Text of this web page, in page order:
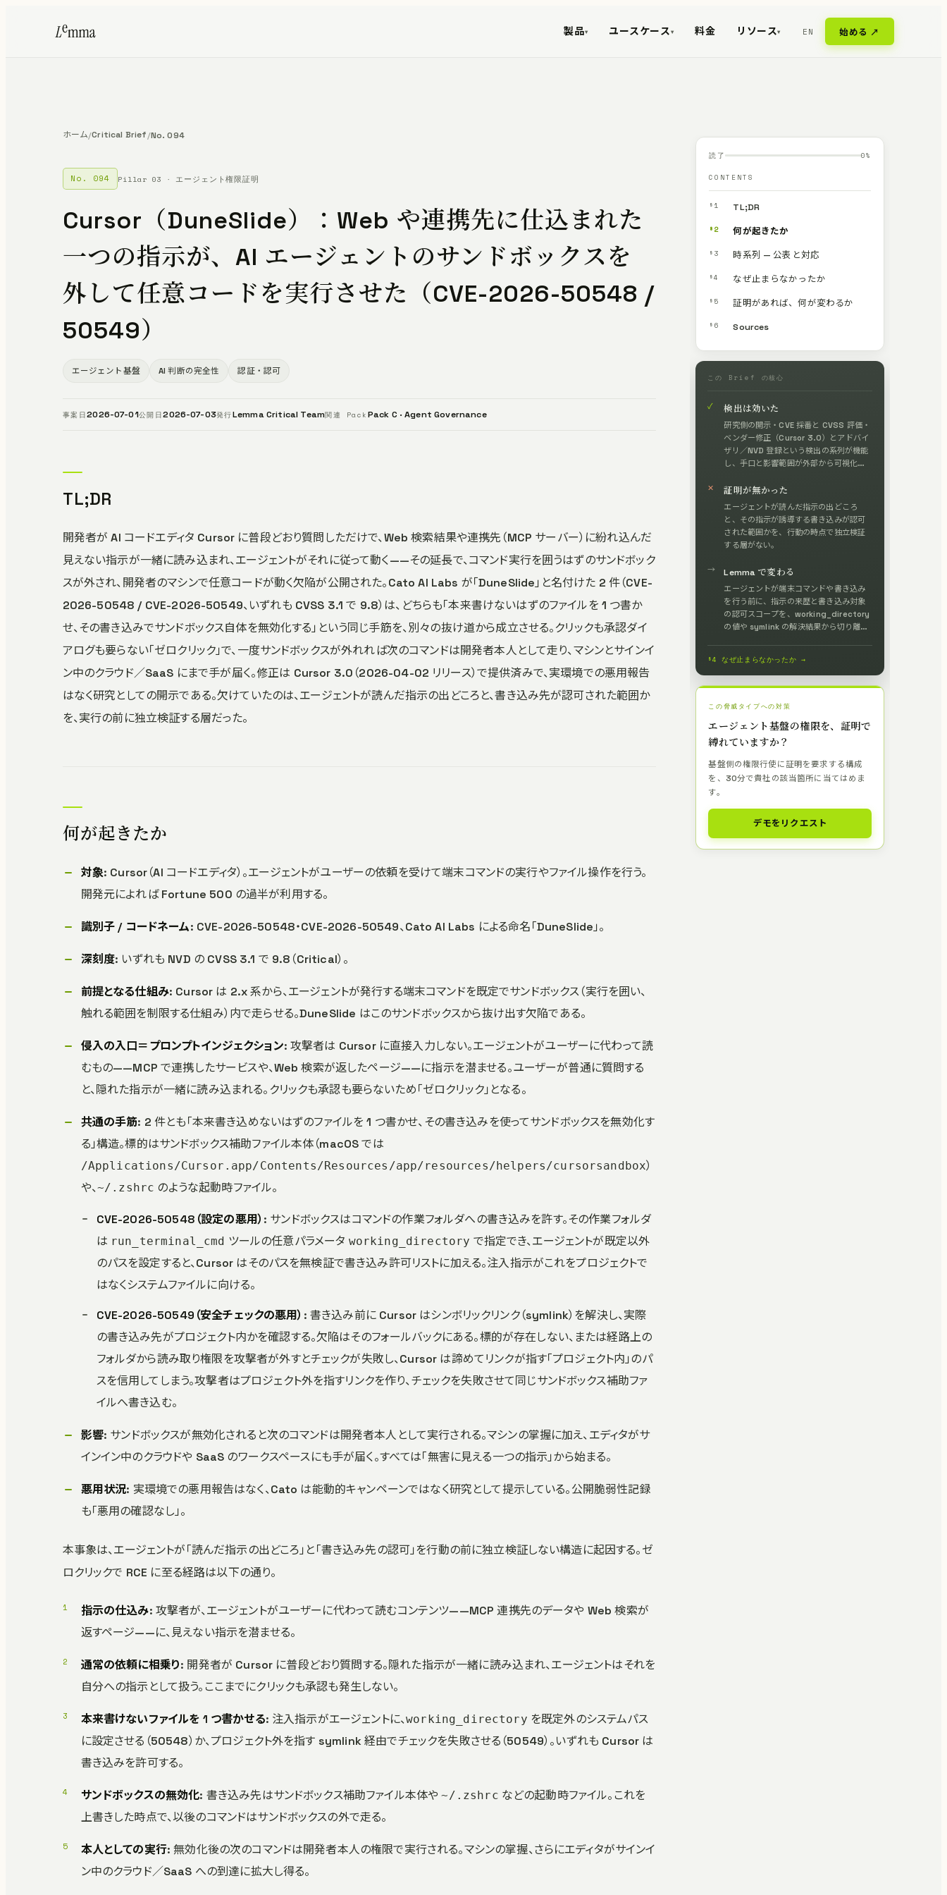
製品▾ ユースケース ▾ 料金 リソース▾ EN 始める ↗
ホーム/Critical Brief/No. 094
No. 094 Pillar 03 · エージェント権限証明
Cursor（DuneSlide）：Web や連携先に仕込まれた
一つの指示が、AI エージェントのサンドボックスを
外して任意コードを実行させた（CVE-2026-50548 /
50549）
エージェント基盤 AI 判断の完全性 認証・認可
事案日2026-07-01公開日2026-07-03発行Lemma Critical Team関連 Pack Pack C · Agent Governance
TL;DR
開発者が AI コードエディタ Cursor に普段どおり質問しただけで、Web 検索結果や連携先（MCP サーバー）に紛れ込んだ
見えない指示が一緒に読み込まれ、エージェントがそれに従って動く——その延長で、コマンド実行を囲うはずのサンドボック
スが外され、開発者のマシンで任意コードが動く欠陥が公開された。Cato AI Labs が「DuneSlide」と名付けた 2 件（CVE-
2026-50548 / CVE-2026-50549、いずれも CVSS 3.1 で 9.8）は、どちらも「本来書けないはずのファイルを 1 つ書か
せ、その書き込みでサンドボックス自体を無効化する」という同じ手筋を、別々の抜け道から成立させる。クリックも承認ダイ
アログも要らない「ゼロクリック」で、一度サンドボックスが外れれば次のコマンドは開発者本人として走り、マシンとサインイ
ン中のクラウド／SaaS にまで手が届く。修正は Cursor 3.0（2026-04-02 リリース）で提供済みで、実環境での悪用報告
はなく研究としての開示である。欠けていたのは、エージェントが読んだ指示の出どころと、書き込み先が認可された範囲か
を、実行の前に独立検証する層だった。
何が起きたか
対象: Cursor（AI コードエディタ）。エージェントがユーザーの依頼を受けて端末コマンドの実行やファイル操作を行う。
開発元によれば Fortune 500 の過半が利用する。
識別子 / コードネーム: CVE-2026-50548・CVE-2026-50549、Cato AI Labs による命名「DuneSlide」。
深刻度: いずれも NVD の CVSS 3.1 で 9.8（Critical）。
前提となる仕組み: Cursor は 2.x 系から、エージェントが発行する端末コマンドを既定でサンドボックス（実行を囲い、
触れる範囲を制限する仕組み）内で走らせる。DuneSlide はこのサンドボックスから抜け出す欠陥である。
侵入の入口＝プロンプトインジェクション: 攻撃者は Cursor に直接入力しない。エージェントがユーザーに代わって読
むもの——MCP で連携したサービスや、Web 検索が返したページ——に指示を潜ませる。ユーザーが普通に質問する
と、隠れた指示が一緒に読み込まれる。クリックも承認も要らないため「ゼロクリック」となる。
共通の手筋: 2 件とも「本来書き込めないはずのファイルを 1 つ書かせ、その書き込みを使ってサンドボックスを無効化す
る」構造。標的はサンドボックス補助ファイル本体（macOS では
/Applications/Cursor.app/Contents/Resources/app/resources/helpers/cursorsandbox）
や、~/.zshrc のような起動時ファイル。
CVE-2026-50548（設定の悪用） : サンドボックスはコマンドの作業フォルダへの書き込みを許す。その作業フォルダ
は run_terminal_cmd ツールの任意パラメータ working_directory で指定でき、エージェントが既定以外
のパスを設定すると、Cursor はそのパスを無検証で書き込み許可リストに加える。注入指示がこれをプロジェクトで
はなくシステムファイルに向ける。
CVE-2026-50549（安全チェックの悪用） : 書き込み前に Cursor はシンボリックリンク（symlink）を解決し、実際
の書き込み先がプロジェクト内かを確認する。欠陥はそのフォールバックにある。標的が存在しない、または経路上の
フォルダから読み取り権限を攻撃者が外すとチェックが失敗し、Cursor は諦めてリンクが指す「プロジェクト内」のパ
スを信用してしまう。攻撃者はプロジェクト外を指すリンクを作り、チェックを失敗させて同じサンドボックス補助ファ
イルへ書き込む。
影響: サンドボックスが無効化されると次のコマンドは開発者本人として実行される。マシンの掌握に加え、エディタがサ
インイン中のクラウドや SaaS のワークスペースにも手が届く。すべては「無害に見える一つの指示」から始まる。
悪用状況: 実環境での悪用報告はなく、Cato は能動的キャンペーンではなく研究として提示している。公開脆弱性記録
も「悪用の確認なし」。
本事象は、エージェントが「読んだ指示の出どころ」と「書き込み先の認可」を行動の前に独立検証しない構造に起因する。ゼ
ロクリックで RCE に至る経路は以下の通り。
指示の仕込み: 攻撃者が、エージェントがユーザーに代わって読むコンテンツ——MCP 連携先のデータや Web 検索が
返すページ——に、見えない指示を潜ませる。
通常の依頼に相乗り: 開発者が Cursor に普段どおり質問する。隠れた指示が一緒に読み込まれ、エージェントはそれを
自分への指示として扱う。ここまでにクリックも承認も発生しない。
本来書けないファイルを 1 つ書かせる: 注入指示がエージェントに、working_directory を既定外のシステムパス
に設定させる（50548）か、プロジェクト外を指す symlink 経由でチェックを失敗させる（50549）。いずれも Cursor は
書き込みを許可する。
サンドボックスの無効化: 書き込み先はサンドボックス補助ファイル本体や~/.zshrc などの起動時ファイル。これを
上書きした時点で、以後のコマンドはサンドボックスの外で走る。
本人としての実行: 無効化後の次のコマンドは開発者本人の権限で実行される。マシンの掌握、さらにエディタがサインイ
ン中のクラウド／SaaS への到達に拡大し得る。
読了 0%
CONTENTS
§1 TL;DR
§2 何が起きたか
§3 時系列 — 公表と対応
§4 なぜ止まらなかったか
§5 証明があれば、何が変わるか
§6 Sources
この Brief の核心
✓ 検出は効いた
研究側の開示・CVE 採番と CVSS 評価・
ベンダー修正（Cursor 3.0）とアドバイ
ザリ／NVD 登録という検出の系列が機能
し、手口と影響範囲が外部から可視化さ
✕
証明が無かった
エージェントが読んだ指示の出どころ
と、その指示が誘導する書き込みが認可
された範囲かを、行動の時点で独立検証
する層がない。
→ Lemma で変わる
エージェントが端末コマンドや書き込み
を行う前に、指示の来歴と書き込み対象
の認可スコープを、working_directory
の値や symlink の解決結果から切り離し
前に防ぐ。
§4 なぜ止まらなかったか →
この脅威タイプへの対策
エージェント基盤の権限を、証明で
縛れていますか？
基盤側の権限行使に証明を要求する構成
を、30分で貴社の該当箇所に当てはめま
す。
デモをリクエスト